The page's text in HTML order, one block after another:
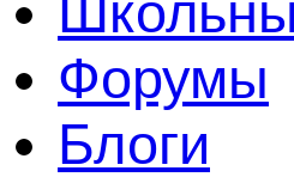
Форумы
Блоги